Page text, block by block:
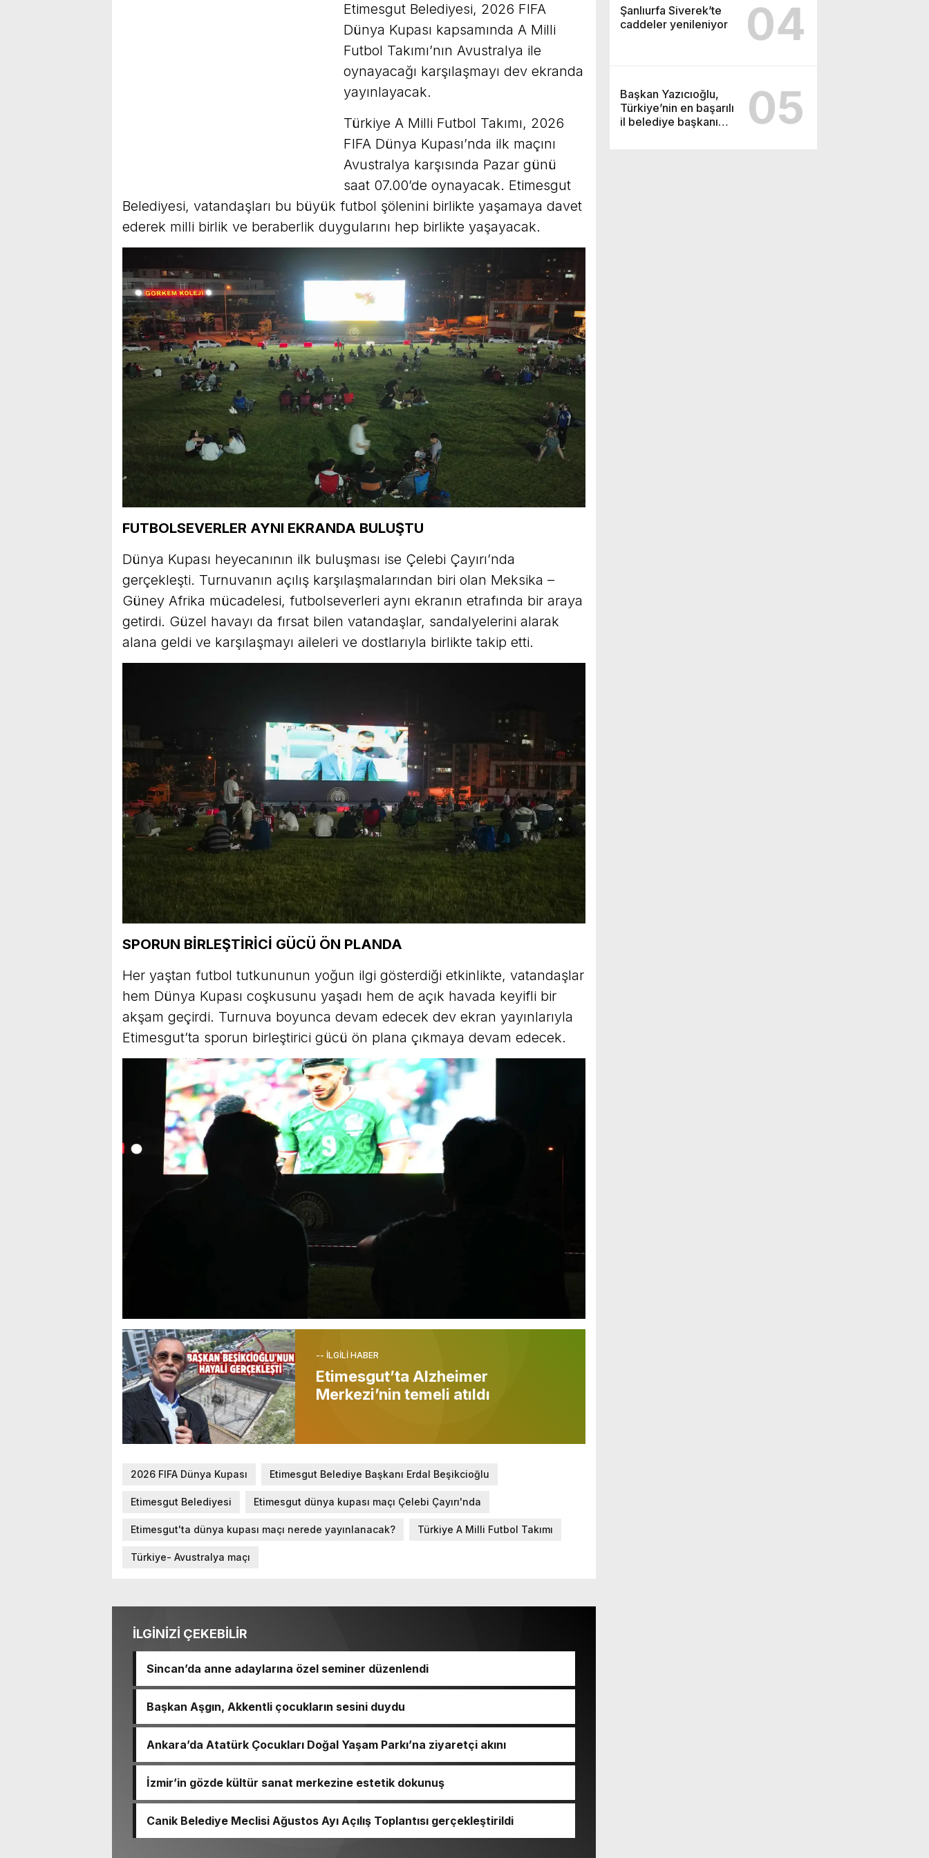
Şanlıurfa Siverek’te
caddeler yenileniyor
04
Başkan Yazıcıoğlu,
Türkiye’nin en başarılı
il belediye başkanı
05
Etimesgut Belediyesi, 2026 FIFA
Dünya Kupası kapsamında A Milli
Futbol Takımı’nın Avustralya ile
oynayacağı karşılaşmayı dev ekranda
yayınlayacak.
Türkiye A Milli Futbol Takımı, 2026
FIFA Dünya Kupası’nda ilk maçını
Avustralya karşısında Pazar günü
saat 07.00’de oynayacak. Etimesgut
Belediyesi, vatandaşları bu büyük futbol şölenini birlikte yaşamaya davet
ederek milli birlik ve beraberlik duygularını hep birlikte yaşayacak.
FUTBOLSEVERLER AYNI EKRANDA BULUŞTU
Dünya Kupası heyecanının ilk buluşması ise Çelebi Çayırı’nda
gerçekleşti. Turnuvanın açılış karşılaşmalarından biri olan Meksika –
Güney Afrika mücadelesi, futbolseverleri aynı ekranın etrafında bir araya
getirdi. Güzel havayı da fırsat bilen vatandaşlar, sandalyelerini alarak
alana geldi ve karşılaşmayı aileleri ve dostlarıyla birlikte takip etti.
SPORUN BİRLEŞTİRİCİ GÜCÜ ÖN PLANDA
Her yaştan futbol tutkununun yoğun ilgi gösterdiği etkinlikte, vatandaşlar
hem Dünya Kupası coşkusunu yaşadı hem de açık havada keyifli bir
akşam geçirdi. Turnuva boyunca devam edecek dev ekran yayınlarıyla
Etimesgut’ta sporun birleştirici gücü ön plana çıkmaya devam edecek.
-- İLGİLİ HABER
Etimesgut’ta Alzheimer
Merkezi’nin temeli atıldı
2026 FIFA Dünya Kupası Etimesgut Belediye Başkanı Erdal Beşikcioğlu
Etimesgut Belediyesi Etimesgut dünya kupası maçı Çelebi Çayırı'nda
Etimesgut'ta dünya kupası maçı nerede yayınlanacak? Türkiye A Milli Futbol Takımı
Türkiye- Avustralya maçı
İLGİNİZİ ÇEKEBİLİR
Sincan’da anne adaylarına özel seminer düzenlendi
Başkan Aşgın, Akkentli çocukların sesini duydu
Ankara’da Atatürk Çocukları Doğal Yaşam Parkı’na ziyaretçi akını
İzmir’in gözde kültür sanat merkezine estetik dokunuş
Canik Belediye Meclisi Ağustos Ayı Açılış Toplantısı gerçekleştirildi